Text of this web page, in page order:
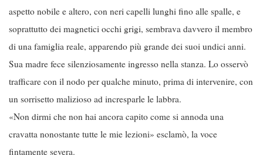
aspetto nobile e altero, con neri capelli lunghi fino alle spalle, e
soprattutto dei magnetici occhi grigi, sembrava davvero il membro
di una famiglia reale, apparendo più grande dei suoi undici anni.
Sua madre fece silenziosamente ingresso nella stanza. Lo osservò
trafficare con il nodo per qualche minuto, prima di intervenire, con
un sorrisetto malizioso ad incresparle le labbra.
«Non dirmi che non hai ancora capito come si annoda una
cravatta nonostante tutte le mie lezioni» esclamò, la voce
fintamente severa.